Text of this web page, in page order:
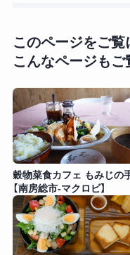
このページをご覧
こんなページも
穀物菜食カフェ もみじの
【南房総市-マクロビ】